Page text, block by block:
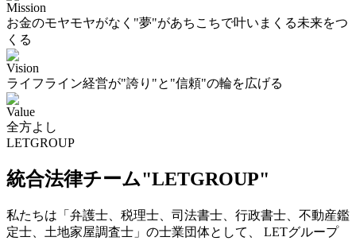
Mission
お金のモヤモヤがなく"夢"があちこちで叶いまくる未来をつ
くる
Vision
ライフライン経営が"誇り"と"信頼"の輪を広げる
Value
全方よし
LETGROUP
統合法律チーム"LETGROUP"
私たちは「弁護士、税理士、司法書士、行政書士、不動産鑑
定士、土地家屋調査士」の士業団体として、 LETグループ